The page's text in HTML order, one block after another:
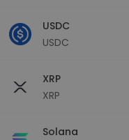
USDC
USDC
XRP
XRP
Solana